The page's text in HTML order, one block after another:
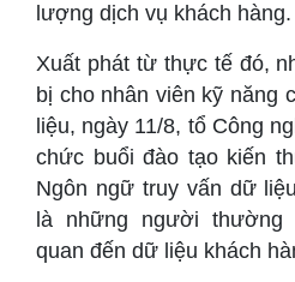
lượng dịch vụ khách hàng.
Xuất phát từ thực tế đó,
bị cho nhân viên kỹ năng
liệu, ngày 11/8, tổ Công
chức buổi đào tạo kiến
Ngôn ngữ truy vấn dữ
là những người thường
quan đến dữ liệu khách